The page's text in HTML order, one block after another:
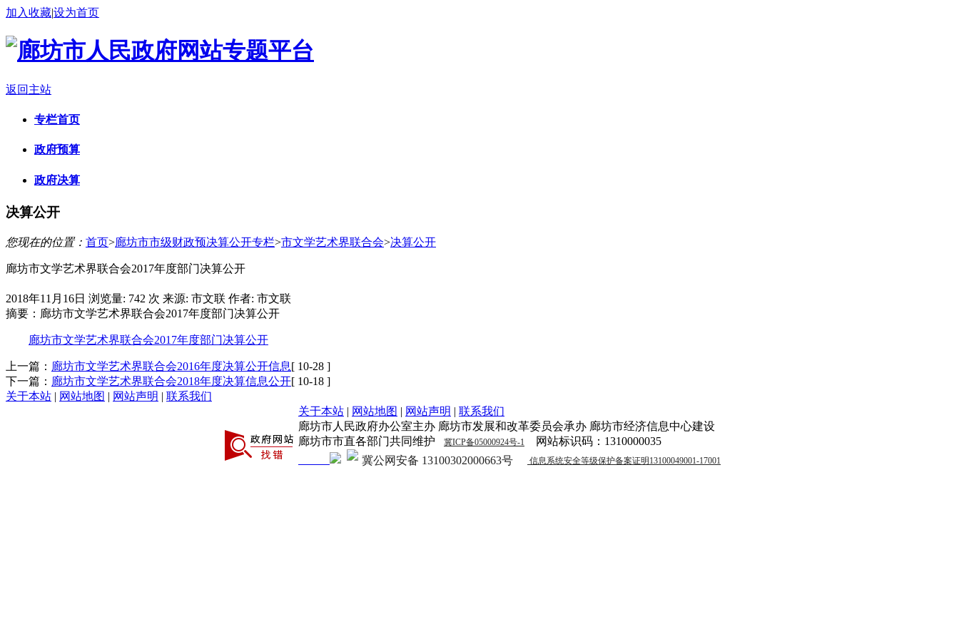
加入收藏|设为首页
返回主站
专栏首页
政府预算
政府决算
决算公开
您现在的位置： 首页>廊坊市市级财政预决算公开专栏>市文学艺术界联合会>决算公开
廊坊市文学艺术界联合会2017年度部门决算公开
2018年11月16日 浏览量: 742 次 来源: 市文联 作者: 市文联
摘要： 廊坊市文学艺术界联合会2017年度部门决算公开
廊坊市文学艺术界联合会2017年度部门决算公开
上一篇： 廊坊市文学艺术界联合会2016年度决算公开信息[ 10-28 ]
下一篇： 廊坊市文学艺术界联合会2018年度决算信息公开[ 10-18 ]
关于本站 | 网站地图 | 网站声明 | 联系我们
关于本站 | 网站地图 | 网站声明 | 联系我们
廊坊市人民政府办公室主办 廊坊市发展和改革委员会承办 廊坊市经济信息中心建设
廊坊市市直各部门共同维护
冀ICP备05000924号-1
网站标识码：1310000035
冀公网安备 13100302000663号
信息系统安全等级保护备案证明13100049001-17001